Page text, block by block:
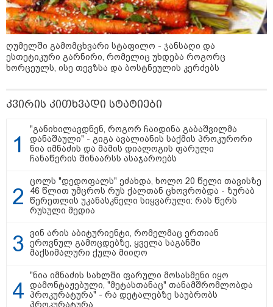
კატეგორიის ყველა სიახლე
გაღრმავების საფრთხე და ...“
"გონებაში ვალაგებდი, ეს ამბავი
პირველად ვისთვის მეთქვა, ვის
ახლა გითხარით“
ღუმელში გამომცხვარი სტაფილო - ჯანსაღი და
ესთეტიკური გარნირი, რომელიც უხდება როგორც
ხორცეულს, ისე თევზსა და ბოსტნეულის კერძებს
კვირის კითხვადი სტატიები
"განიხილავდნენ, როგორ ჩაიდინა გაბაშვილმა
დანაშაული" - გიგა ავალიანის საქმის პროკურორი
ნია იმნაძის და მამის დიალოგის ფარული
ჩანაწერის შინაარსს ასაჯაროებს
ცოლს "დედოფალს" ეძახდა, ხოლო 20 წელი თავისზე
46 წლით უმცროს რუს ქალთან ცხოვრობდა - ზურაბ
წერეთლის უკანასკნელი სიყვარული: რას წერს
რუსული მედია
ვინ არის აბიტურიენტი, რომელმაც ერთიან
ეროვნულ გამოცდებზე, ყველა საგანში
მაქსიმალური ქულა მიიღო
"ნია იმნაძის სახლში ფარული მოსასმენი იყო
დამონტაჟებული, "მეტასთანაც" თანამშრომლობდა
პროკურატურა" - რა დეტალებზე საუბრობს
პროკურატურა